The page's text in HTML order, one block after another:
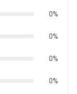
ταινία
0%
0%
0%
0%